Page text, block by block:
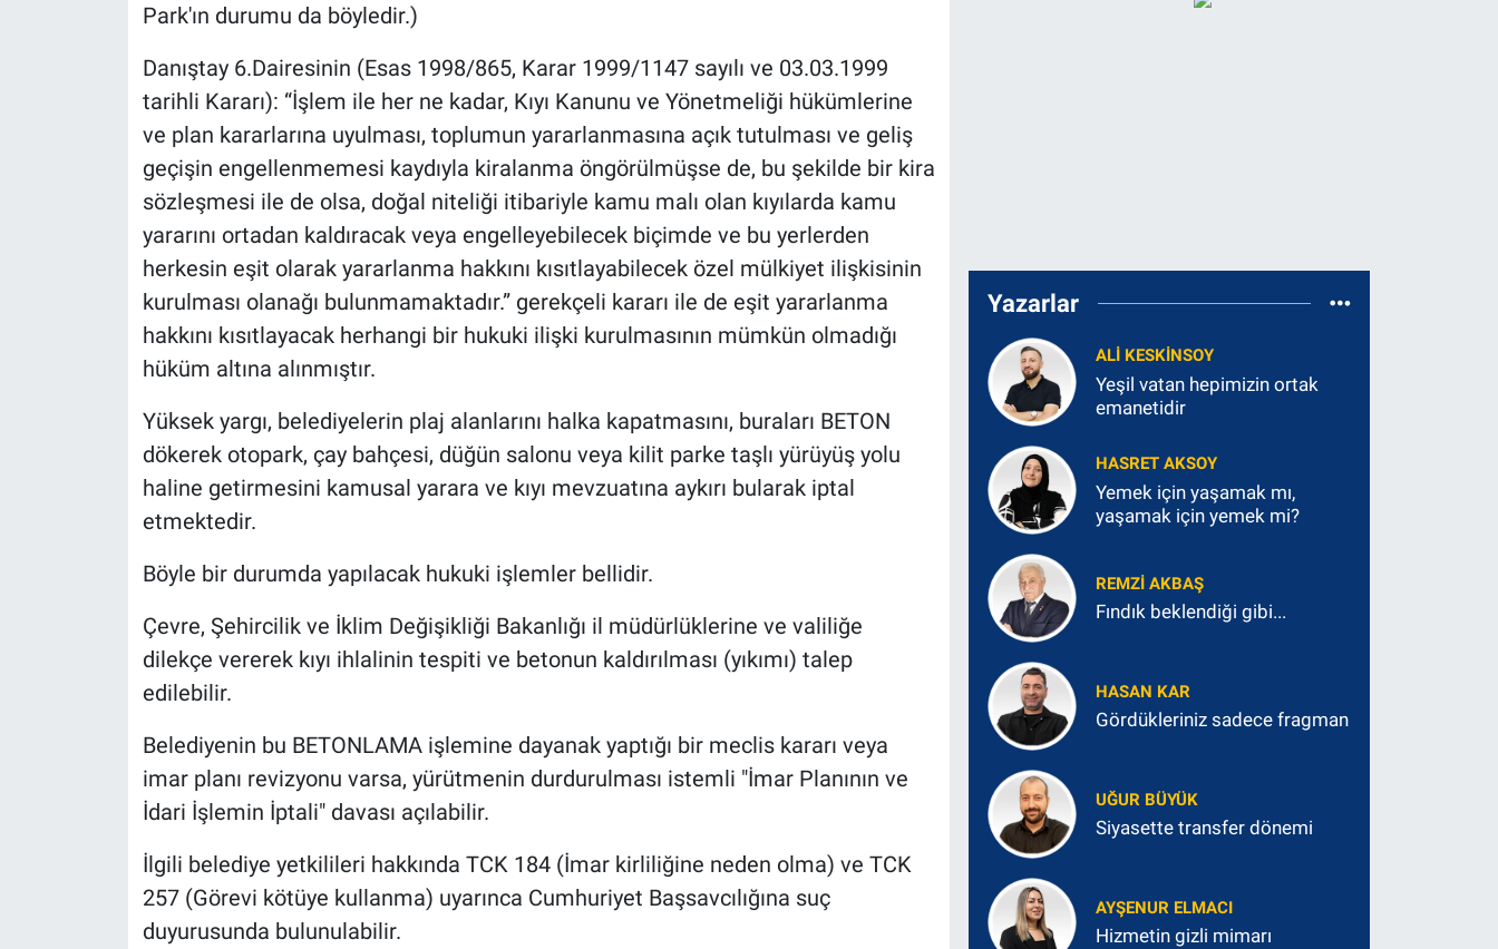
Park'ın durumu da böyledir.)
Danıştay 6.Dairesinin (Esas 1998/865, Karar 1999/1147 sayılı ve 03.03.1999
tarihli Kararı): “İşlem ile her ne kadar, Kıyı Kanunu ve Yönetmeliği hükümlerine
ve plan kararlarına uyulması, toplumun yararlanmasına açık tutulması ve geliş
geçişin engellenmemesi kaydıyla kiralanma öngörülmüşse de, bu şekilde bir kira
sözleşmesi ile de olsa, doğal niteliği itibariyle kamu malı olan kıyılarda kamu
yararını ortadan kaldıracak veya engelleyebilecek biçimde ve bu yerlerden
herkesin eşit olarak yararlanma hakkını kısıtlayabilecek özel mülkiyet ilişkisinin
kurulması olanağı bulunmamaktadır.” gerekçeli kararı ile de eşit yararlanma
hakkını kısıtlayacak herhangi bir hukuki ilişki kurulmasının mümkün olmadığı
hüküm altına alınmıştır.
Yüksek yargı, belediyelerin plaj alanlarını halka kapatmasını, buraları BETON
dökerek otopark, çay bahçesi, düğün salonu veya kilit parke taşlı yürüyüş yolu
haline getirmesini kamusal yarara ve kıyı mevzuatına aykırı bularak iptal
etmektedir.
Böyle bir durumda yapılacak hukuki işlemler bellidir.
Çevre, Şehircilik ve İklim Değişikliği Bakanlığı il müdürlüklerine ve valiliğe
dilekçe vererek kıyı ihlalinin tespiti ve betonun kaldırılması (yıkımı) talep
edilebilir.
Belediyenin bu BETONLAMA işlemine dayanak yaptığı bir meclis kararı veya
imar planı revizyonu varsa, yürütmenin durdurulması istemli "İmar Planının ve
İdari İşlemin İptali" davası açılabilir.
İlgili belediye yetkilileri hakkında TCK 184 (İmar kirliliğine neden olma) ve TCK
257 (Görevi kötüye kullanma) uyarınca Cumhuriyet Başsavcılığına suç
duyurusunda bulunulabilir.
Yazarlar
ALI KESKINSOY
Yeşil vatan hepimizin ortak
emanetidir
HASRET AKSOY
Yemek için yaşamak mı,
yaşamak için yemek mi?
REMZI AKBAŞ
Fındık beklendiği gibi...
HASAN KAR
Gördükleriniz sadece fragman
UĞUR BÜYÜK
Siyasette transfer dönemi
AYŞENUR ELMACI
Hizmetin gizli mimarı